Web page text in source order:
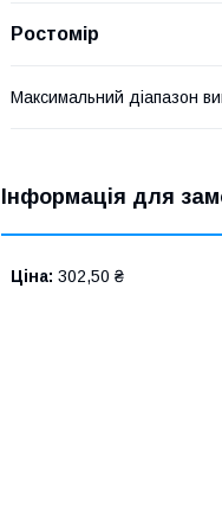
Ростомір
Максимальний діапазон
Інформація для
Ціна: 302,50 ₴